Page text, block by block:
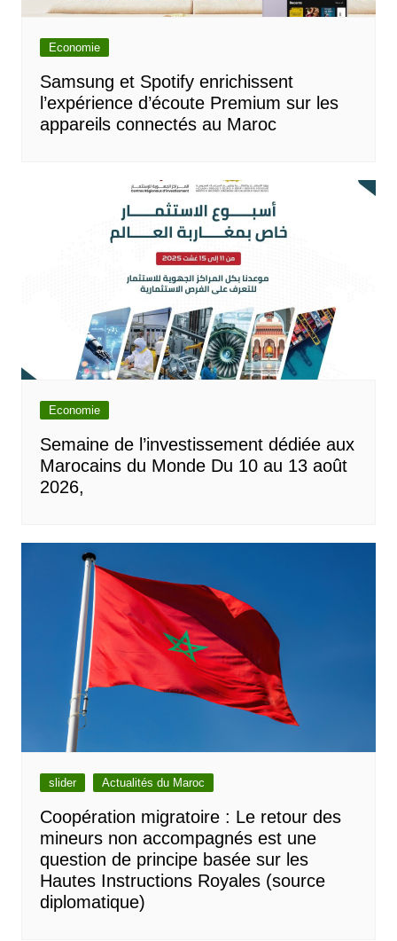
Economie
Samsung et Spotify enrichissent
l’expérience d’écoute Premium sur les
appareils connectés au Maroc
Economie
Semaine de l’investissement dédiée aux
Marocains du Monde Du 10 au 13 août
2026,
slider Actualités du Maroc
Coopération migratoire : Le retour des
mineurs non accompagnés est une
question de principe basée sur les
Hautes Instructions Royales (source
diplomatique)